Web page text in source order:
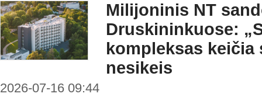
Milijoninis NT
Druskininkuose:
kompleksas keičia
nesikeis
2026-07-16 09:44